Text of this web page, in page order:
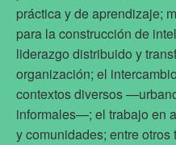
práctica y de aprendizaje;
para la construcción de
liderazgo distribuido y
organización; el
contextos diversos
informales—; el trabajo en
y comunidades; entre otros